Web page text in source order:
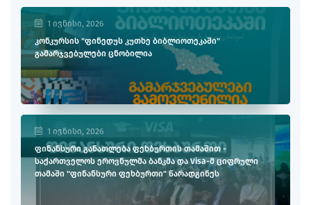
1 ივნისი, 2026
კონკურსის "ფინედუს კუთხე ბიბლიოთეკაში"
გამარჯვებულები ცნობილია
1 ივნისი, 2026
ფინანსური განათლება ფეხბურთის თამაშით -
საქართველოს ეროვნულმა ბანკმა და Visa-მ ციფრული
თამაში "ფინანსური ფეხბურთი" წარადგინეს